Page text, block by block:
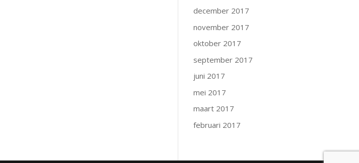
december 2017
november 2017
oktober 2017
september 2017
juni 2017
mei 2017
maart 2017
februari 2017